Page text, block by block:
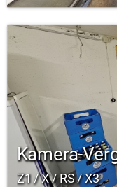
Kamera-
Z1 / X / RS / X3